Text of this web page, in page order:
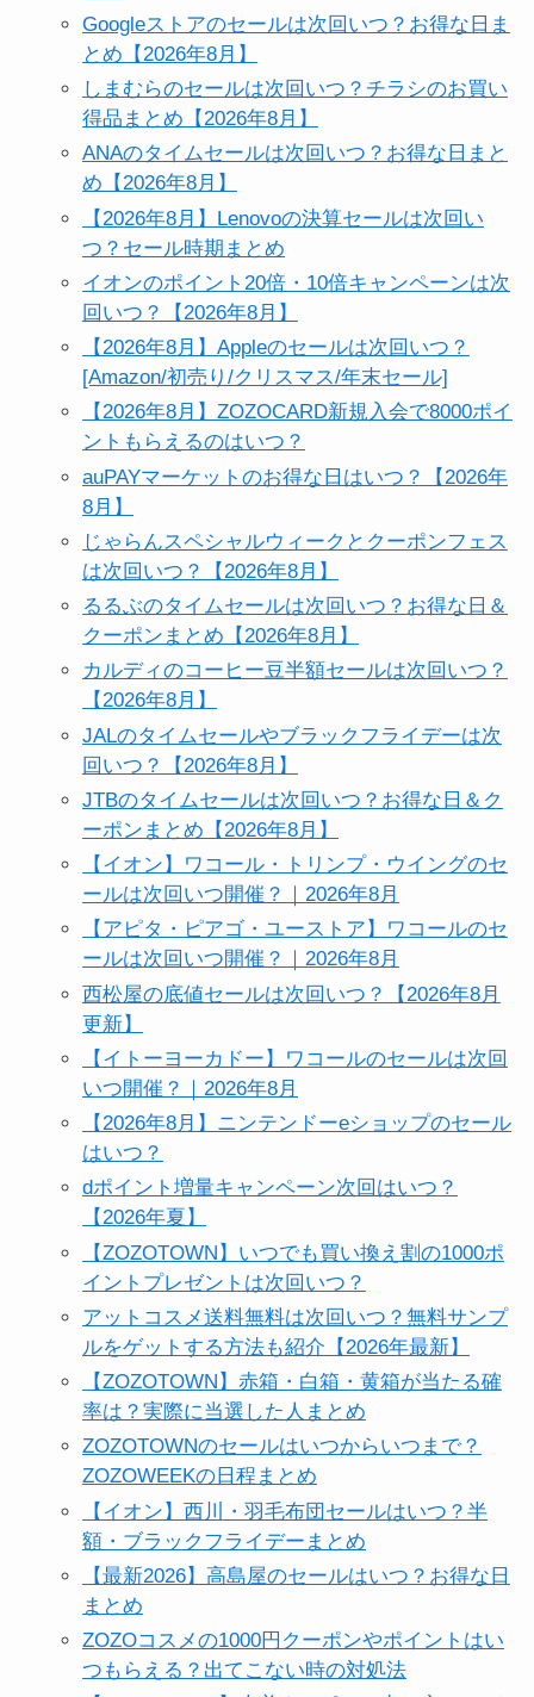
Googleストアのセールは次回いつ？お得な日ま
とめ【2026年8月】
しまむらのセールは次回いつ？チラシのお買い
得品まとめ【2026年8月】
ANAのタイムセールは次回いつ？お得な日まと
め【2026年8月】
【2026年8月】Lenovoの決算セールは次回い
つ？セール時期まとめ
イオンのポイント20倍・10倍キャンペーンは次
回いつ？【2026年8月】
【2026年8月】Appleのセールは次回いつ？
[Amazon/初売り/クリスマス/年末セール]
【2026年8月】ZOZOCARD新規入会で8000ポイ
ントもらえるのはいつ？
auPAYマーケットのお得な日はいつ？【2026年
8月】
じゃらんスペシャルウィークとクーポンフェス
は次回いつ？【2026年8月】
るるぶのタイムセールは次回いつ？お得な日＆
クーポンまとめ【2026年8月】
カルディのコーヒー豆半額セールは次回いつ？
【2026年8月】
JALのタイムセールやブラックフライデーは次
回いつ？【2026年8月】
JTBのタイムセールは次回いつ？お得な日＆ク
ーポンまとめ【2026年8月】
【イオン】ワコール・トリンプ・ウイングのセ
ールは次回いつ開催？｜2026年8月
【アピタ・ピアゴ・ユーストア】ワコールのセ
ールは次回いつ開催？｜2026年8月
西松屋の底値セールは次回いつ？【2026年8月
更新】
【イトーヨーカドー】ワコールのセールは次回
いつ開催？｜2026年8月
【2026年8月】ニンテンドーeショップのセール
はいつ？
dポイント増量キャンペーン次回はいつ？
【2026年夏】
【ZOZOTOWN】いつでも買い換え割の1000ポ
イントプレゼントは次回いつ？
アットコスメ送料無料は次回いつ？無料サンプ
ルをゲットする方法も紹介【2026年最新】
【ZOZOTOWN】赤箱・白箱・黄箱が当たる確
率は？実際に当選した人まとめ
ZOZOTOWNのセールはいつからいつまで？
ZOZOWEEKの日程まとめ
【イオン】西川・羽毛布団セールはいつ？半
額・ブラックフライデーまとめ
【最新2026】高島屋のセールはいつ？お得な日
まとめ
ZOZOコスメの1000円クーポンやポイントはい
つもらえる？出てこない時の対処法